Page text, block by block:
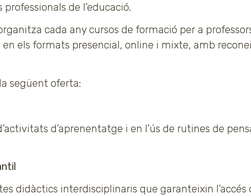
de l’educació.
cada any cursos de formació per a
en els formats presencial, online i mixte, amb
següent oferta:
d’aprenentatge i en l’ús de rutines de
didàctics interdisciplinaris que garanteixin l’accés